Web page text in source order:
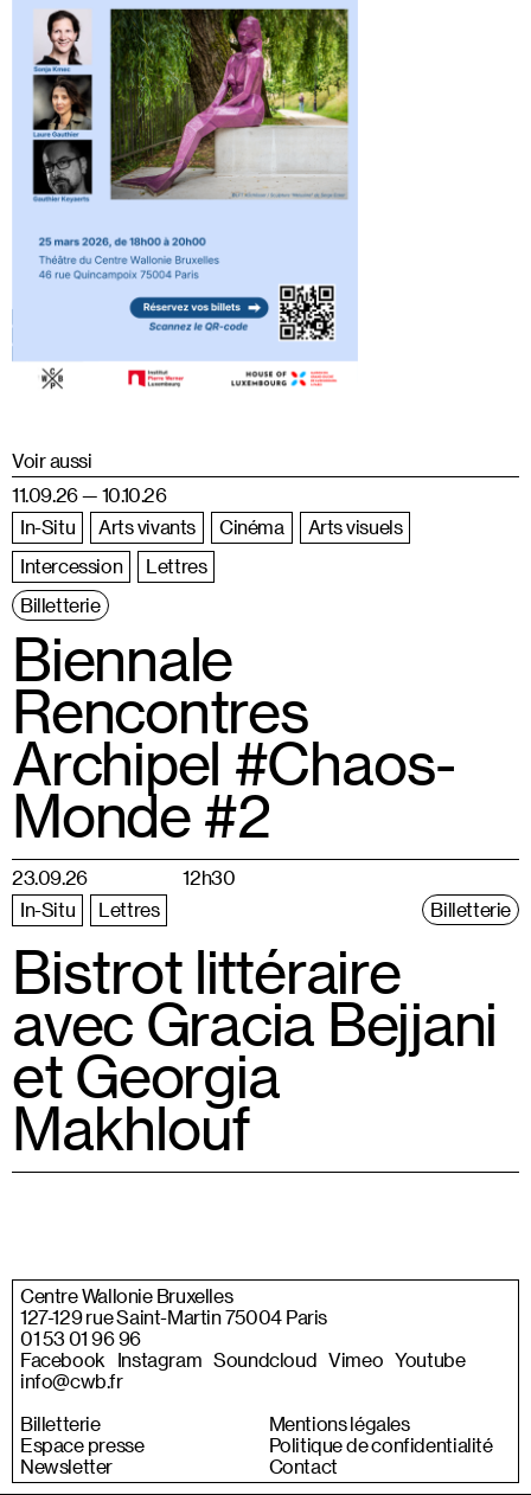
Voir aussi
11.09.26 — 10.10.26
In-Situ
Arts vivants Cinéma
Arts visuels
Intercession
Lettres
Billetterie
Biennale
Rencontres
Archipel #Chaos-
Monde #2
23.09.26
12h30
In-Situ
Lettres Billetterie
Bistrot littéraire
avec Gracia Bejjani
et Georgia
Makhlouf
Centre Wallonie Bruxelles
127-129 rue Saint-Martin 75004 Paris
01 53 01 96 96
Facebook
Instagram Soundcloud Vimeo Youtube
info@cwb.fr
Billetterie
Espace presse
Newsletter
Mentions légales
Politique de confidentialité
Contact